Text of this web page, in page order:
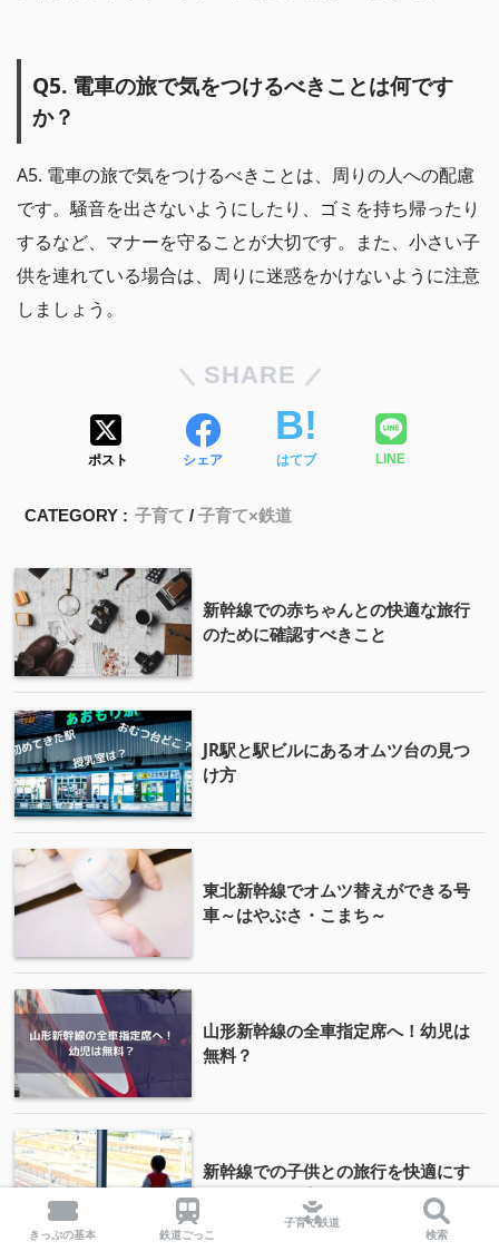
Q5. 電車の旅で気をつけるべきことは何です
か？
A5. 電車の旅で気をつけるべきことは、周りの人への配慮
です。騒音を出さないようにしたり、ゴミを持ち帰ったり
するなど、マナーを守ることが大切です。また、小さい子
供を連れている場合は、周りに迷惑をかけないように注意
しましょう。
SHARE
ポスト シェア はてブ LINE
CATEGORY : 子育て 子育て×鉄道
新幹線での赤ちゃんとの快適な旅行
のために確認すべきこと
JR駅と駅ビルにあるオムツ台の見つ
け方
東北新幹線でオムツ替えができる号
車～はやぶさ・こまち～
山形新幹線の全車指定席へ！幼児は
無料？
新幹線での子供との旅行を快適にす
るコンパクト育児アイテム10選
きっぷの基本 鉄道ごっこ
子育て鉄道
検索